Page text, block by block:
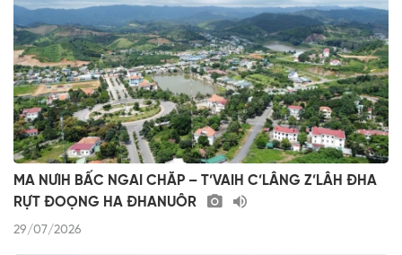
MA NƯIH BẤC NGAI CHĂP – T’VAIH C’LÂNG Z’LÂH ĐHA
RỰT ĐOỌNG HA ĐHANUÔR
29/07/2026